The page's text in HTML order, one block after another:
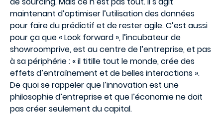
maintenant d’optimiser l’utilisation des données
pour faire du prédictif et de rester agile. C’est aussi
pour ça que « Look forward », l’incubateur de
showroomprive, est au centre de l’entreprise, et pas
à sa périphérie : « il titille tout le monde, crée des
effets d’entraînement et de belles interactions ».
De quoi se rappeler que l’innovation est une
philosophie d’entreprise et que l’économie ne doit
pas créer seulement du capital.